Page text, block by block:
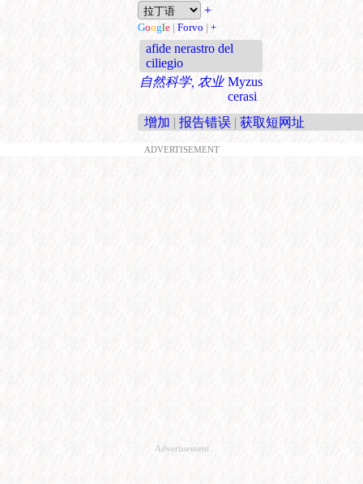
+
Google | Forvo | +
afide nerastro del
ciliegio
自然科学, 农业 Myzus
cerasi
增加 | 报告错误 | 获取短网址
ADVERTISEMENT
Advertisement